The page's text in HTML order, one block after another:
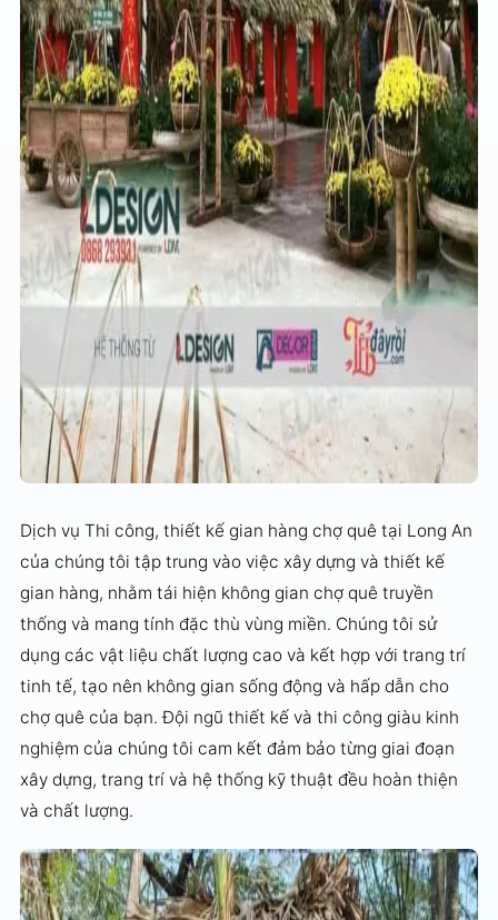
Dịch vụ Thi công, thiết kế gian hàng chợ quê tại Long An
của chúng tôi tập trung vào việc xây dựng và thiết kế
gian hàng, nhằm tái hiện không gian chợ quê truyền
thống và mang tính đặc thù vùng miền. Chúng tôi sử
dụng các vật liệu chất lượng cao và kết hợp với trang trí
tinh tế, tạo nên không gian sống động và hấp dẫn cho
chợ quê của bạn. Đội ngũ thiết kế và thi công giàu kinh
nghiệm của chúng tôi cam kết đảm bảo từng giai đoạn
xây dựng, trang trí và hệ thống kỹ thuật đều hoàn thiện
và chất lượng.